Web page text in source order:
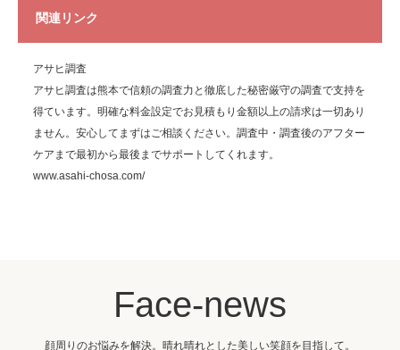
関連リンク
アサヒ調査
アサヒ調査は熊本で信頼の調査力と徹底した秘密厳守の調査で支持を
得ています。明確な料金設定でお見積もり金額以上の請求は一切あり
ません。安心してまずはご相談ください。調査中・調査後のアフター
ケアまで最初から最後までサポートしてくれます。
www.asahi-chosa.com/
Face-news
顔周りのお悩みを解決。晴れ晴れとした美しい笑顔を目指して。